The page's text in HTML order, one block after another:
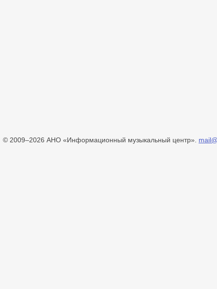
© 2009–2026 АНО «Информационный музыкальный центр».